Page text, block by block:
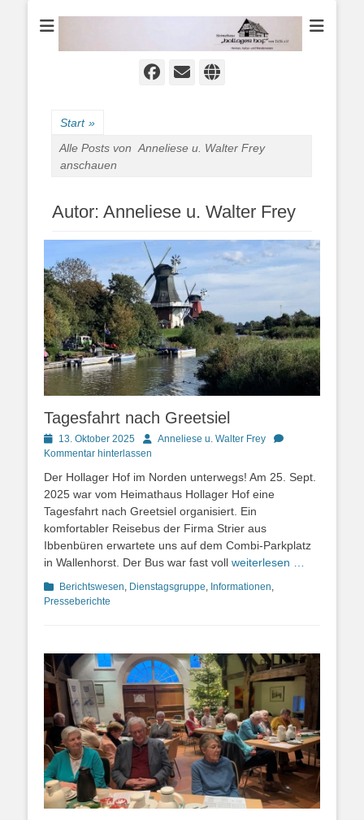
Heimathaus
Hollager Hof v.
Facebook
E-
Website
Start »
Alle Posts vonAnneliese u. Walter Frey
anschauen
Autor: Anneliese u. Walter Frey
Tagesfahrt nach Greetsiel
Posted
on
13. Oktober 2025 AutorAnneliese u. Walter Frey
Kommentar hinterlassen
Der Hollager Hof im Norden unterwegs! Am 25. Sept.
2025 war vom Heimathaus Hollager Hof eine
Tagesfahrt nach Greetsiel organisiert. Ein
komfortabler Reisebus der Firma Strier aus
Ibbenbüren erwartete uns auf dem Combi-Parkplatz
in Wallenhorst. Der Bus war fast voll weiterlesen …
Kategorien
Berichtswesen Dienstagsgruppe Informationen
Presseberichte